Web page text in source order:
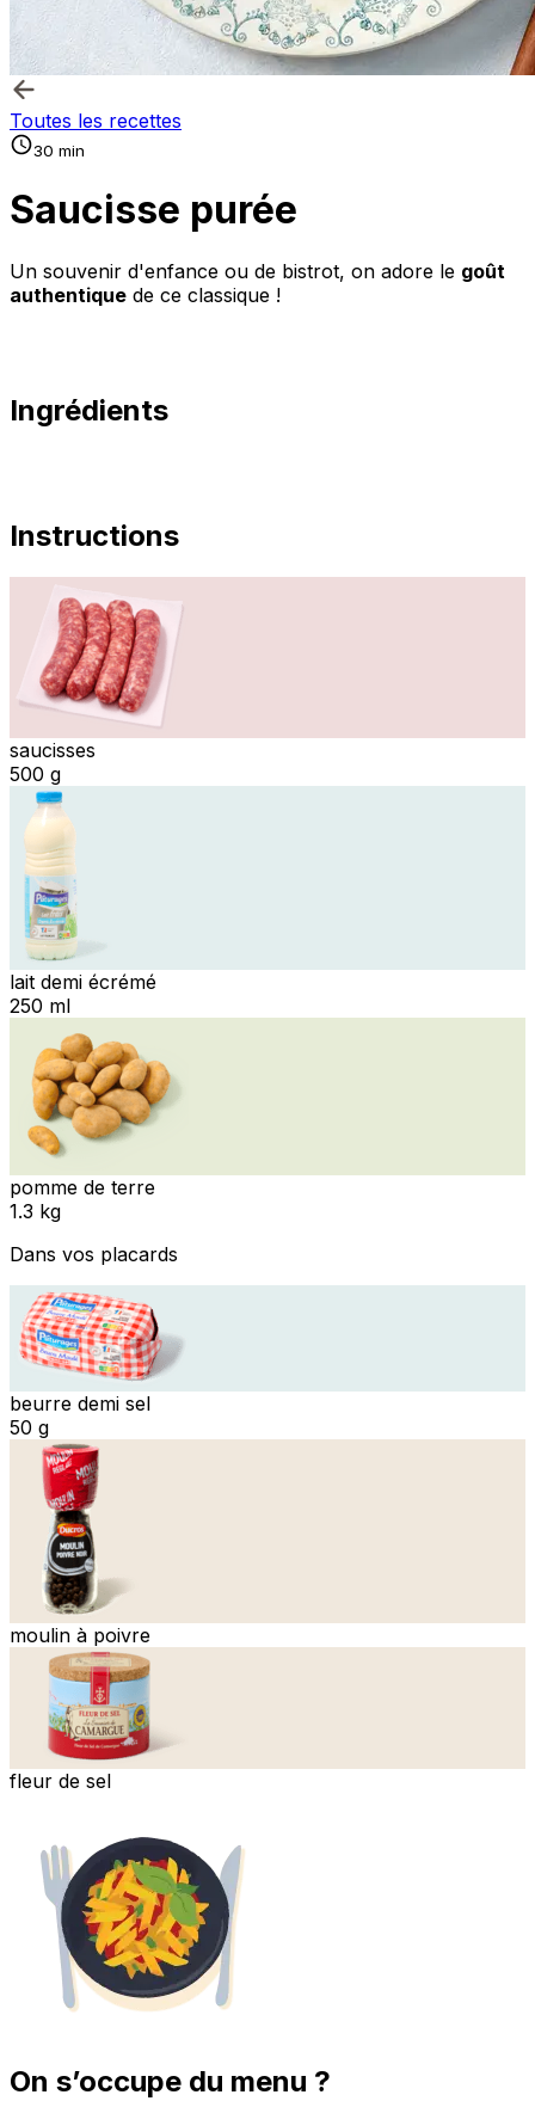
Toutes les recettes
30 min
Saucisse purée
Un souvenir d'enfance ou de bistrot, on adore le goût
authentique de ce classique !
Ingrédients
Instructions
saucisses
500 g
lait demi écrémé
250 ml
pomme de terre
1.3 kg
Dans vos placards
beurre demi sel
50 g
moulin à poivre
fleur de sel
On s’occupe du menu ?